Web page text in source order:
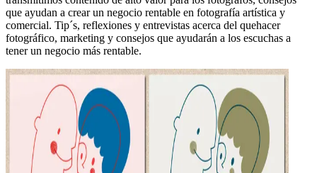
que ayudan a crear un negocio rentable en fotografía artística y
comercial. Tip´s, reflexiones y entrevistas acerca del quehacer
fotográfico, marketing y consejos que ayudarán a los escuchas a
tener un negocio más rentable.